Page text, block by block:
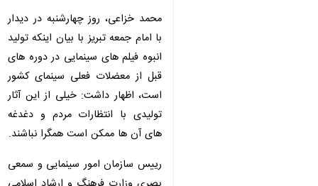
محمد خزاعی، روز چهارشنبه در دیدار
با امام جمعه تبریز با بیان اینکه تولید
انبوه فیلم های سینمایی در دوره های
قبل از معضلات فعلی سینمای کشور
است، اظهار داشت: خیلی از این آثار
تولیدی با انتظارات مردم و دغدغه
های آن ها ممکن است همگرا نباشند.
رییس سازمان امور سینمایی و سمعی